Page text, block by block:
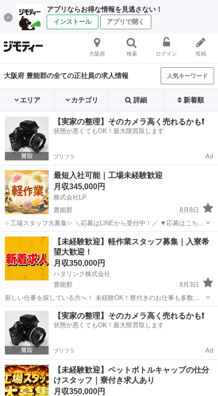
アプリならお得な情報を見逃さない！
インストール アプリで開く
大阪府 検索 ログイン 投稿
大阪府 豊能郡の全ての正社員の求人情報 人気キーワード
エリア カテゴリ 詳細 新着順
【実家の整理】そのカメラ高く売れるかも❗️
状態が悪くてもOK！最大限買取します
プリフラ Ad
最短入社可能｜工場未経験歓迎
月収345,000円
株式会社LP
豊能郡
8月8日
✨工場スタッフ大募集✨ ＼応募はLINEから受付中！／ ▼応募はこちら
https://lin.ee/wSdk4Ka ご登録後に簡単な内容を送っていただくだけ！
担当スタッフが順番にご案内いたします。 ...
大阪 豊能郡 工場
【未経験歓迎】軽作業スタッフ募集｜入寮希
望大歓迎！
月収350,000円
ハタリンク株式会社
豊能郡
8月3日
新しい仕事を探している方へ！ 未経験OK！寮付きのお仕事も多数！
日払い・週払いも相談可能！ 「すぐ働きたい」 「住む場所も一緒に探
したい」 「今より収入を増やしたい」 そんな方におすすめのお仕事を
ご...
大阪 豊能郡 工場 未経験
【実家の整理】そのカメラ高く売れるかも❗️
状態が悪くてもOK！最大限買取します
プリフラ Ad
【未経験歓迎】ペットボトルキャップの仕分
けスタッフ｜寮付き求人あり
月収350,000円